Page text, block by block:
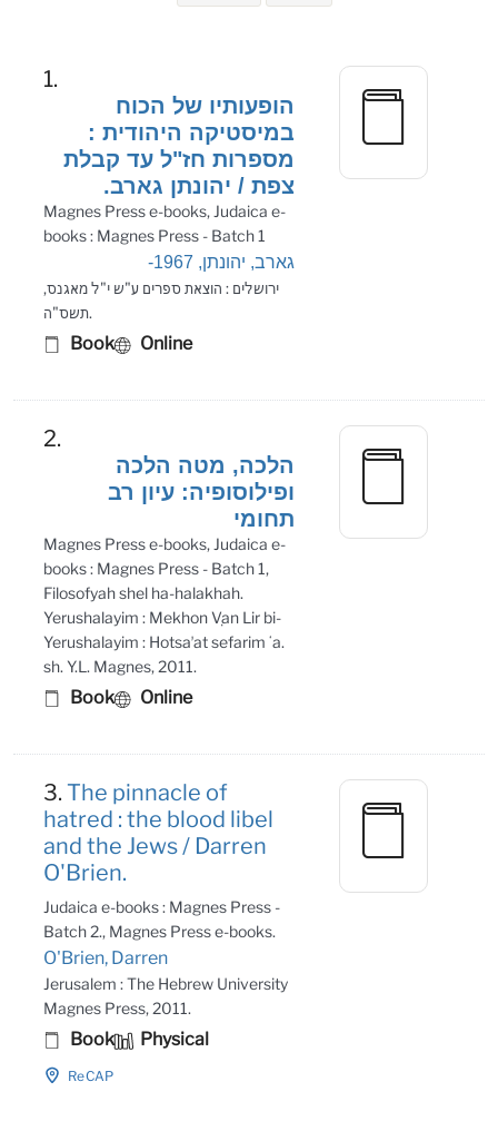
1.
הופעותיו של הכוח
במיסטיקה היהודית :
מספרות חז"ל עד קבלת
צפת / יהונתן גארב.
Magnes Press e-books, Judaica e-
books : Magnes Press - Batch 1
גארב, יהונתן, 1967-
ירושלים : הוצאת ספרים ע"ש י"ל מאגנס,
תשס"ה.
Book Online
2.
הלכה, מטה הלכה
ופילוסופיה: עיון רב
תחומי
Magnes Press e-books, Judaica e-
books : Magnes Press - Batch 1,
Filosofyah shel ha-halakhah.
Yerushalayim : Mekhon Ṿan Lir bi-
Yerushalayim : Hotsaʼat sefarim ʻa.
sh. Y.L. Magnes, 2011.
Book Online
3.The pinnacle of
hatred : the blood libel
and the Jews / Darren
O'Brien.
Judaica e-books : Magnes Press -
Batch 2., Magnes Press e-books.
O'Brien, Darren
Jerusalem : The Hebrew University
Magnes Press, 2011.
Book Physical
ReCAP